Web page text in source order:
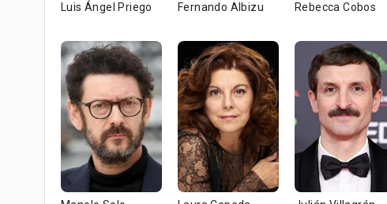
Luis Ángel Priego Fernando Albizu Rebecca Cobos